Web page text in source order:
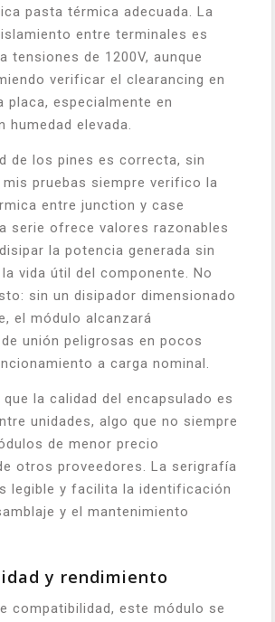
pasta térmica adecuada. La
entre terminales es
tensiones de 1200V, aunque
verificar el clearancing en
placa, especialmente en
humedad elevada.
de los pines es correcta, sin
mis pruebas siempre verifico la
entre junction y case
serie ofrece valores razonables
la potencia generada sin
vida útil del componente. No
sin un disipador dimensionado
el módulo alcanzará
unión peligrosas en pocos
a carga nominal.
la calidad del encapsulado es
unidades, algo que no siempre
de menor precio
otros proveedores. La serigrafía
legible y facilita la identificación
y el mantenimiento
y rendimiento
compatibilidad, este módulo se